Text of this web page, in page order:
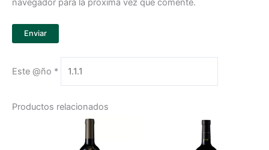
navegador para la próxima vez que comente.
Este @ño *
Productos relacionados